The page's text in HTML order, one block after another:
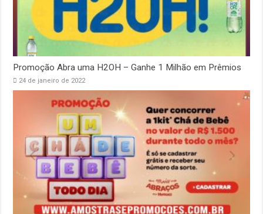
Promoção Abra uma H2OH – Ganhe 1 Milhão em Prêmios
24 de janeiro de 2022